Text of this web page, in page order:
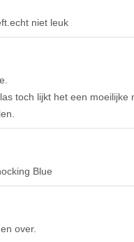
niet leuk
toch lijkt het een moeilijke
Blue
over.